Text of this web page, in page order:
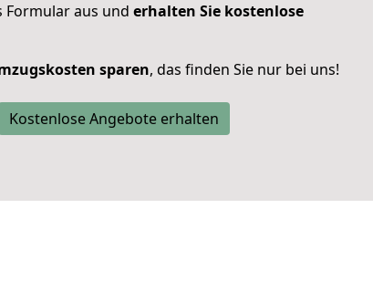
Formular aus und erhalten Sie kostenlose
sparen, das finden Sie nur bei uns!
Kostenlose Angebote erhalten